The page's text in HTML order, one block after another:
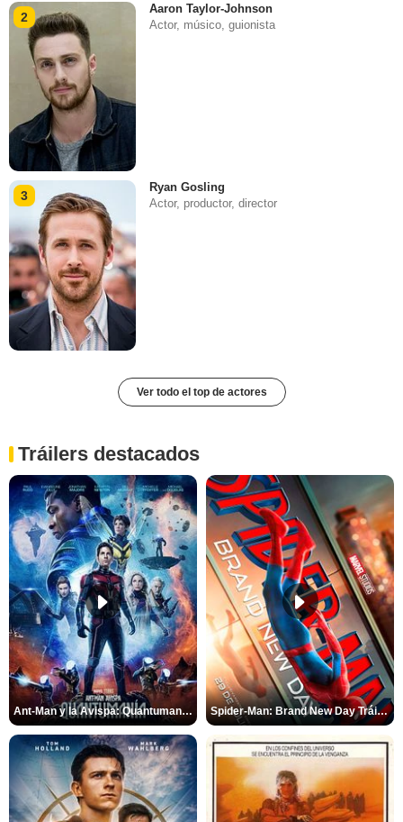
2
Aaron Taylor-Johnson
Actor, músico, guionista
3
Ryan Gosling
Actor, productor, director
Ver todo el top de actores
Tráilers destacados
Ant-Man y la Avispa: Quantumanía Tráiler (2) Spider-Man: Brand New Day Tráiler (3)